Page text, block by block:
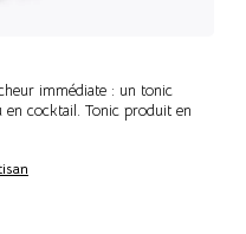
immédiate : un tonic
en cocktail. Tonic produit en